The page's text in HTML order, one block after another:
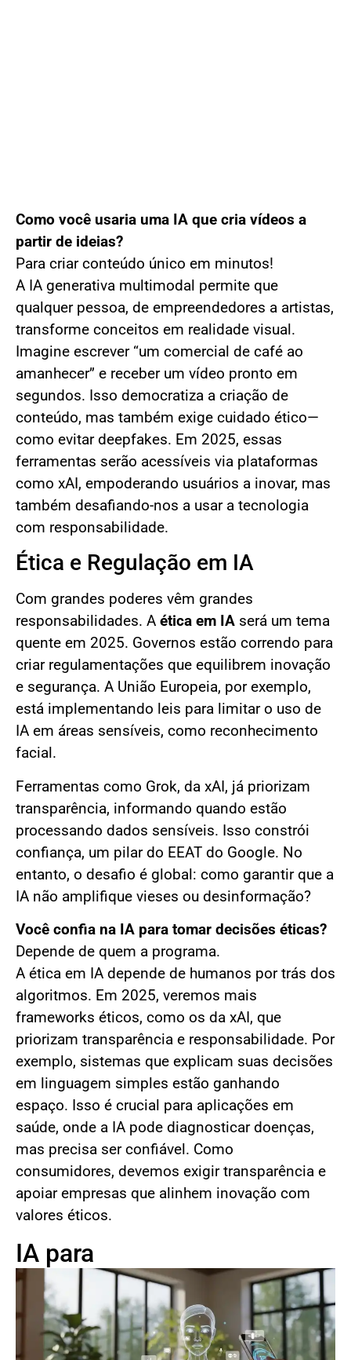
Como você usaria uma IA que cria vídeos a
partir de ideias?
Para criar conteúdo único em minutos!
A IA generativa multimodal permite que
qualquer pessoa, de empreendedores a artistas,
transforme conceitos em realidade visual.
Imagine escrever “um comercial de café ao
amanhecer” e receber um vídeo pronto em
segundos. Isso democratiza a criação de
conteúdo, mas também exige cuidado ético—
como evitar deepfakes. Em 2025, essas
ferramentas serão acessíveis via plataformas
como xAI, empoderando usuários a inovar, mas
também desafiando-nos a usar a tecnologia
com responsabilidade.
Ética e Regulação em IA
Com grandes poderes vêm grandes
responsabilidades. A ética em IA será um tema
quente em 2025. Governos estão correndo para
criar regulamentações que equilibrem inovação
e segurança. A União Europeia, por exemplo,
está implementando leis para limitar o uso de
IA em áreas sensíveis, como reconhecimento
facial.
Ferramentas como Grok, da xAI, já priorizam
transparência, informando quando estão
processando dados sensíveis. Isso constrói
confiança, um pilar do EEAT do Google. No
entanto, o desafio é global: como garantir que a
IA não amplifique vieses ou desinformação?
Você confia na IA para tomar decisões éticas?
Depende de quem a programa.
A ética em IA depende de humanos por trás dos
algoritmos. Em 2025, veremos mais
frameworks éticos, como os da xAI, que
priorizam transparência e responsabilidade. Por
exemplo, sistemas que explicam suas decisões
em linguagem simples estão ganhando
espaço. Isso é crucial para aplicações em
saúde, onde a IA pode diagnosticar doenças,
mas precisa ser confiável. Como
consumidores, devemos exigir transparência e
apoiar empresas que alinhem inovação com
valores éticos.
IA para